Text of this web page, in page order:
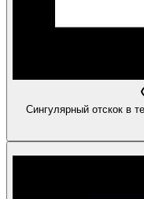
Сингулярный отскок в